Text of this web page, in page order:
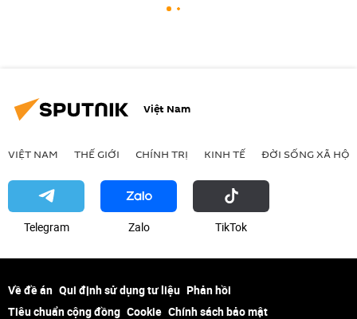
Việt Nam
VIỆT NAM THẾ GIỚI CHÍNH TRỊ KINH TẾ ĐỜI SỐNG XÃ HỘI
Telegram Zalo ТikТоk
Về đề án Qui định sử dụng tư liệu Phản hồi
Tiêu chuẩn cộng đồng Cookie Chính sách bảo mật